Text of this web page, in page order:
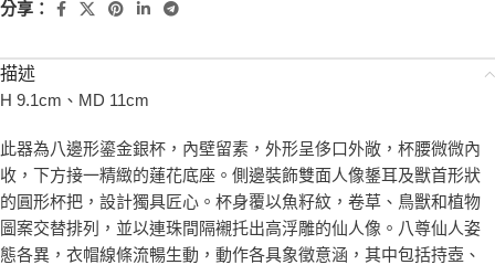
分享：
描述
H 9.1cm、MD 11cm
此器為八邊形鎏金銀杯，內壁留素，外形呈侈口外敞，杯腰微微內
收，下方接一精緻的蓮花底座。側邊裝飾雙面人像鋬耳及獸首形狀
的圓形杯把，設計獨具匠心。杯身覆以魚籽紋，卷草、鳥獸和植物
圖案交替排列，並以連珠間隔襯托出高浮雕的仙人像。八尊仙人姿
態各異，衣帽線條流暢生動，動作各具象徵意涵，其中包括持壺、